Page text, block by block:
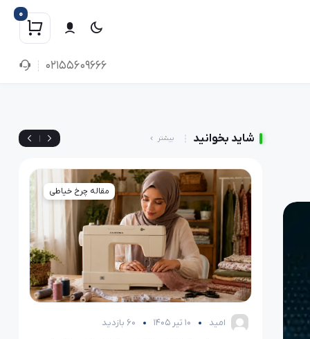
0
02155609666
شاید بخوانید بیشتر |
مقاله چرخ خیاطی
امید 10 تیر 1405 60 بازدید